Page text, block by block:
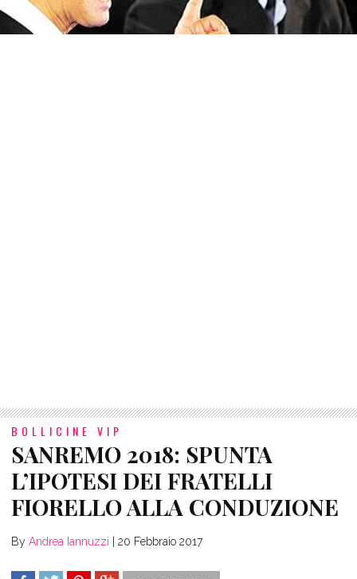
BOLLICINE VIP
SANREMO 2018: SPUNTA
L’IPOTESI DEI FRATELLI
FIORELLO ALLA CONDUZIONE
By Andrea Iannuzzi 20 Febbraio 2017